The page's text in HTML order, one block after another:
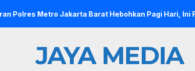
Jakarta Barat Hebohkan Pagi Hari, Ini Fakta
JAYA MEDIA